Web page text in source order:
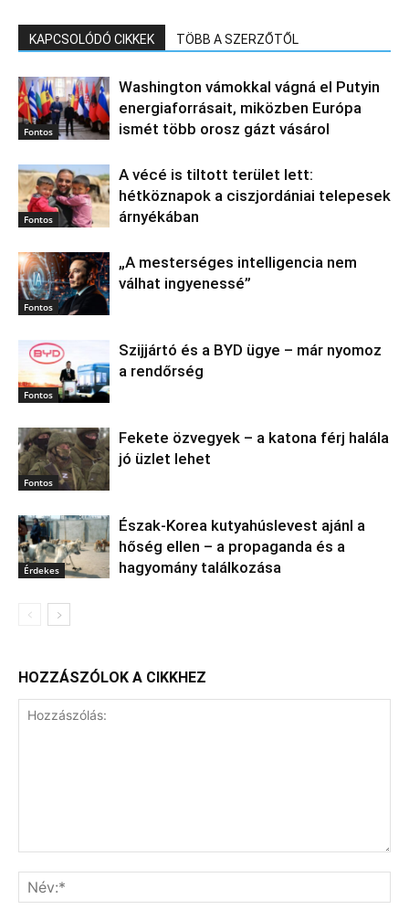
KAPCSOLÓDÓ CIKKEK TÖBB A SZERZŐTŐL
Fontos
Washington vámokkal vágná el Putyin
energiaforrásait, miközben Európa
ismét több orosz gázt vásárol
Fontos
A vécé is tiltott terület lett:
hétköznapok a ciszjordániai telepesek
árnyékában
Fontos
„A mesterséges intelligencia nem
válhat ingyenessé”
Fontos
Szijjártó és a BYD ügye – már nyomoz
a rendőrség
Fontos
Fekete özvegyek – a katona férj halála
jó üzlet lehet
Érdekes
Észak‑Korea kutyahúslevest ajánl a
hőség ellen – a propaganda és a
hagyomány találkozása
HOZZÁSZÓLOK A CIKKHEZ